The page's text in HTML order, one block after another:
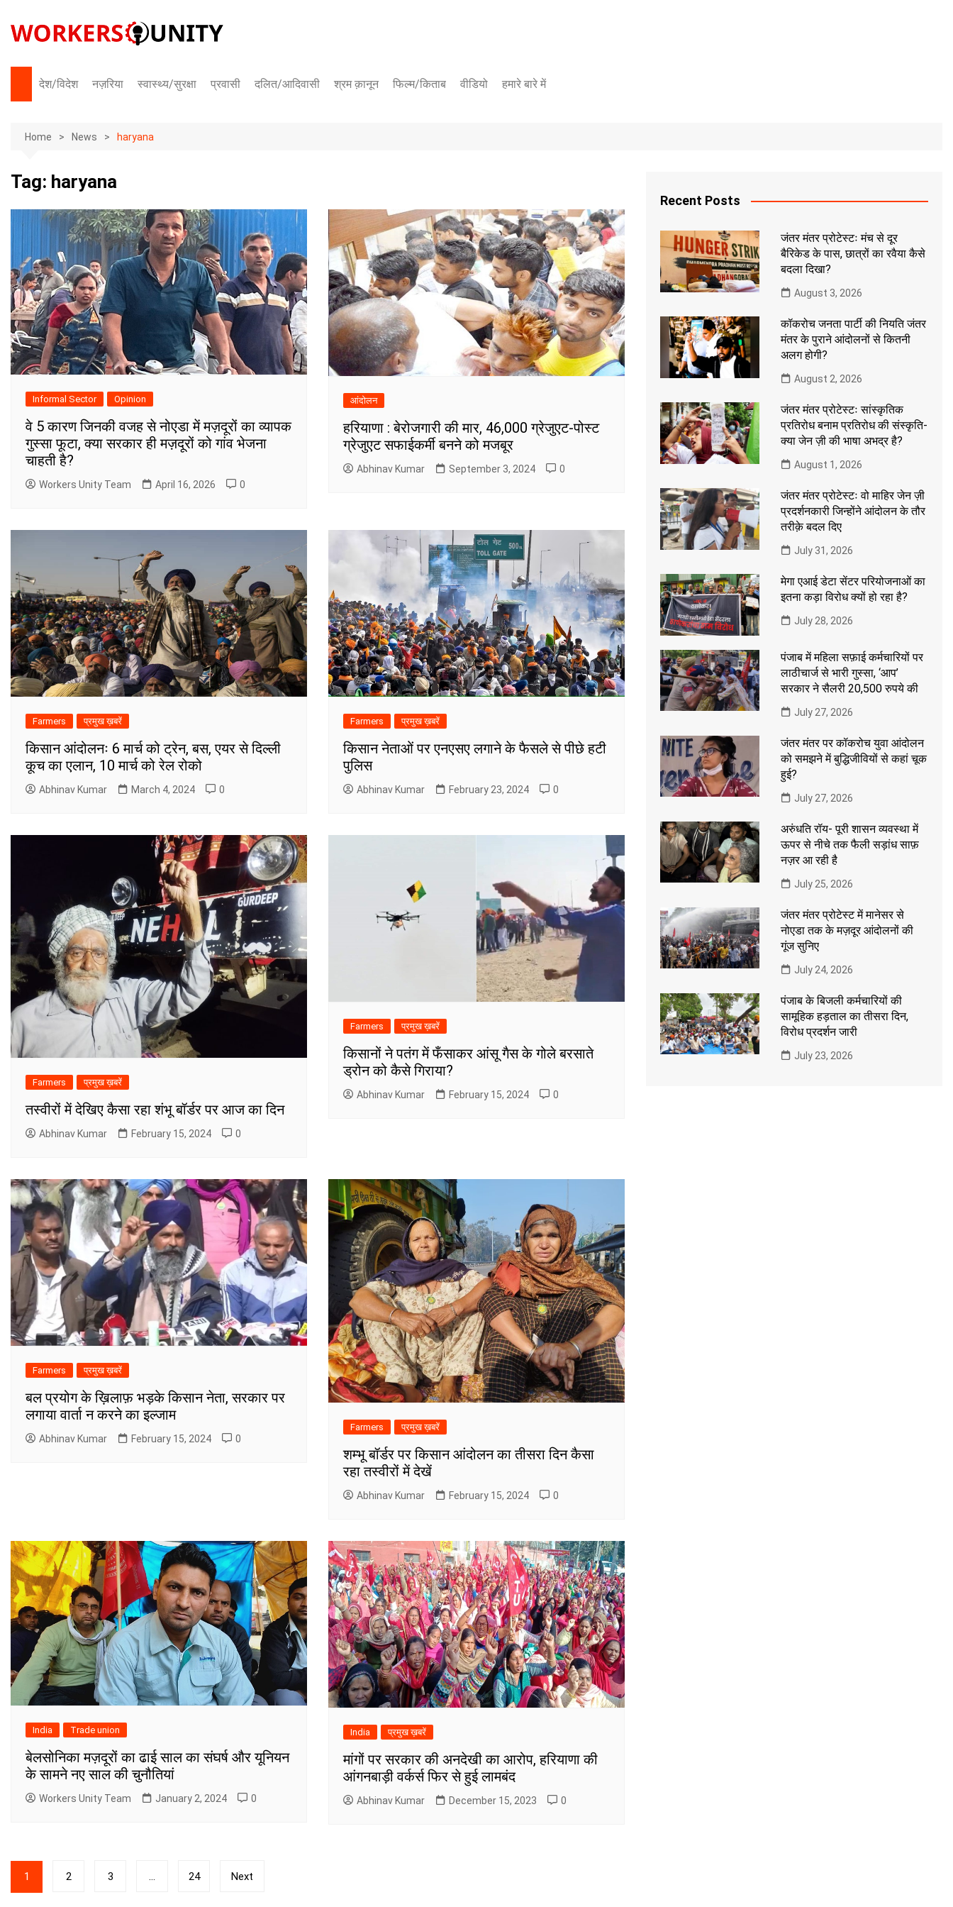
content
देश/विदेश
अंतराष्ट्रीय
नज़रिया स्वास्थ्य/सुरक्षा प्रवासी दलित/आदिवासी श्रम क़ानून फिल्म/किताब वीडियो हमारे बारे में
Home News haryana
Tag: haryana
Informal Sector Opinion
वे 5 कारण जिनकी वजह से नोएडा में मज़दूरों का व्यापक
गुस्सा फूटा, क्या सरकार ही मज़दूरों को गांव भेजना
चाहती है?
Workers Unity Team April 16, 2026 0
आंदोलन
हरियाणा : बेरोजगारी की मार, 46,000 ग्रेजुएट-पोस्ट
ग्रेजुएट सफाईकर्मी बनने को मजबूर
Abhinav Kumar September 3, 2024 0
Farmers प्रमुख ख़बरें
किसान आंदोलनः 6 मार्च को ट्रेन, बस, एयर से दिल्ली
कूच का एलान, 10 मार्च को रेल रोको
Abhinav Kumar March 4, 2024 0
Farmers प्रमुख ख़बरें
किसान नेताओं पर एनएसए लगाने के फैसले से पीछे हटी
पुलिस
Abhinav Kumar February 23, 2024 0
Farmers प्रमुख ख़बरें
तस्वीरों में देखिए कैसा रहा शंभू बॉर्डर पर आज का दिन
Abhinav Kumar February 15, 2024 0
Farmers प्रमुख ख़बरें
किसानों ने पतंग में फँसाकर आंसू गैस के गोले बरसाते
ड्रोन को कैसे गिराया?
Abhinav Kumar February 15, 2024 0
Farmers प्रमुख ख़बरें
बल प्रयोग के ख़िलाफ़ भड़के किसान नेता, सरकार पर
लगाया वार्ता न करने का इल्जाम
Abhinav Kumar February 15, 2024 0
Farmers प्रमुख ख़बरें
शम्भू बॉर्डर पर किसान आंदोलन का तीसरा दिन कैसा
रहा तस्वीरों में देखें
Abhinav Kumar February 15, 2024 0
India Trade union
बेलसोनिका मज़दूरों का ढाई साल का संघर्ष और यूनियन
के सामने नए साल की चुनौतियां
Workers Unity Team January 2, 2024 0
India प्रमुख ख़बरें
मांगों पर सरकार की अनदेखी का आरोप, हरियाणा की
आंगनबाड़ी वर्कर्स फिर से हुई लामबंद
Abhinav Kumar December 15, 2023 0
Posts
pagination
1 2 3 … 24 Next
Recent Posts
जंतर मंतर प्रोटेस्टः मंच से दूर
बैरिकेड के पास, छात्रों का रवैया कैसे
बदला दिखा?
August 3, 2026
कॉकरोच जनता पार्टी की नियति जंतर
मंतर के पुराने आंदोलनों से कितनी
अलग होगी?
August 2, 2026
जंतर मंतर प्रोटेस्टः सांस्कृतिक
प्रतिरोध बनाम प्रतिरोध की संस्कृति-
क्या जेन ज़ी की भाषा अभद्र है?
August 1, 2026
जंतर मंतर प्रोटेस्टः वो माहिर जेन ज़ी
प्रदर्शनकारी जिन्होंने आंदोलन के तौर
तरीक़े बदल दिए
July 31, 2026
मेगा एआई डेटा सेंटर परियोजनाओं का
इतना कड़ा विरोध क्यों हो रहा है?
July 28, 2026
पंजाब में महिला सफ़ाई कर्मचारियों पर
लाठीचार्ज से भारी गुस्सा, ‘आप’
सरकार ने सैलरी 20,500 रुपये की
July 27, 2026
जंतर मंतर पर कॉकरोच युवा आंदोलन
को समझने में बुद्धिजीवियों से कहां चूक
हुई?
July 27, 2026
अरुंधति रॉय- पूरी शासन व्यवस्था में
ऊपर से नीचे तक फैली सड़ांध साफ़
नज़र आ रही है
July 25, 2026
जंतर मंतर प्रोटेस्ट में मानेसर से
नोएडा तक के मज़दूर आंदोलनों की
गूंज सुनिए
July 24, 2026
पंजाब के बिजली कर्मचारियों की
सामूहिक हड़ताल का तीसरा दिन,
विरोध प्रदर्शन जारी
July 23, 2026